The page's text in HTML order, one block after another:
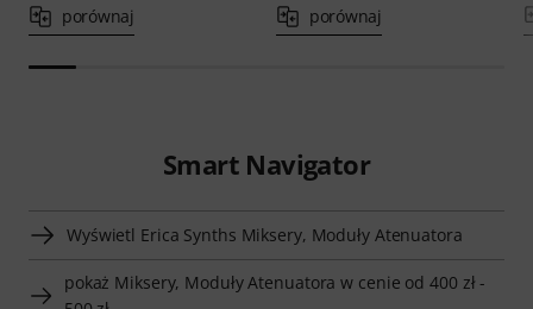
porównaj porównaj
Smart Navigator
Wyświetl Erica Synths Miksery, Moduły Atenuatora
pokaż Miksery, Moduły Atenuatora w cenie od 400 zł -